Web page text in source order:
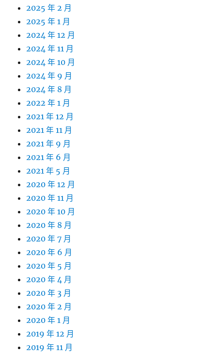
2025 年 2 月
2025 年 1 月
2024 年 12 月
2024 年 11 月
2024 年 10 月
2024 年 9 月
2024 年 8 月
2022 年 1 月
2021 年 12 月
2021 年 11 月
2021 年 9 月
2021 年 6 月
2021 年 5 月
2020 年 12 月
2020 年 11 月
2020 年 10 月
2020 年 8 月
2020 年 7 月
2020 年 6 月
2020 年 5 月
2020 年 4 月
2020 年 3 月
2020 年 2 月
2020 年 1 月
2019 年 12 月
2019 年 11 月